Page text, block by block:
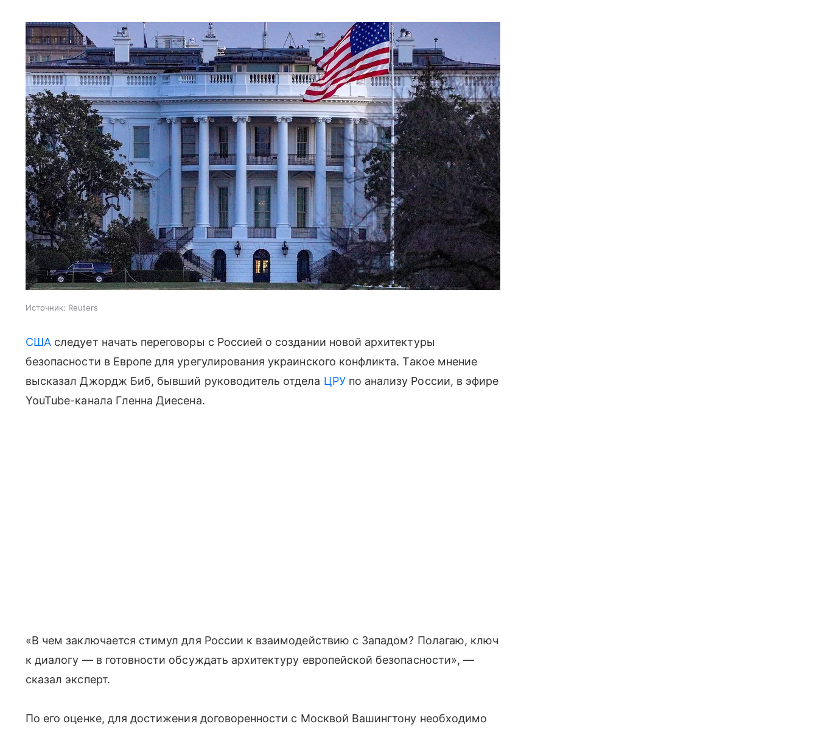
Источник: Reuters
США следует начать переговоры с Россией о создании новой архитектуры
безопасности в Европе для урегулирования украинского конфликта. Такое мнение
высказал Джордж Биб, бывший руководитель отдела ЦРУпо анализу России, в эфире
YouTube-канала Гленна Диесена.
«В чем заключается стимул для России к взаимодействию с Западом? Полагаю, ключ
к диалогу — в готовности обсуждать архитектуру европейской безопасности», —
сказал эксперт.
По его оценке, для достижения договоренности с Москвой Вашингтону необходимо